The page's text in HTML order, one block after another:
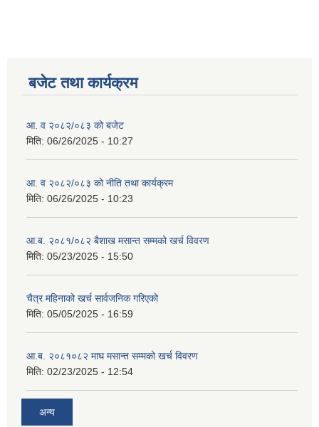
बजेट तथा कार्यक्रम
आ. व २०८२/०८३ को बजेट
मिति: 06/26/2025 - 10:27
आ. व २०८२/०८३ को नीति तथा कार्यक्रम
मिति: 06/26/2025 - 10:23
आ.ब. २०८१/०८२ बैशाख मसान्त सम्मको खर्च विवरण
मिति: 05/23/2025 - 15:50
चैत्र महिनाको खर्च सार्वजनिक गरिएको
मिति: 05/05/2025 - 16:59
आ.ब. २०८१०८२ माघ मसान्त सम्मको खर्च विवरण
मिति: 02/23/2025 - 12:54
अन्य